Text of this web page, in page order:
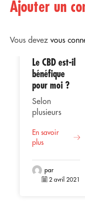
Ajouter un
Vous devez vous
02
Avr
Le CBD est-il
bénéfique
pour moi ?
Selon
plusieurs
consommation
de CBD ou
représente
une
En savoir
plus
par
2 avril 2021